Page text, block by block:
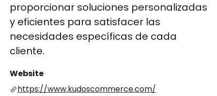
proporcionar soluciones personalizadas
y eficientes para satisfacer las
necesidades específicas de cada
cliente.
Website
https://www.kudoscommerce.com/